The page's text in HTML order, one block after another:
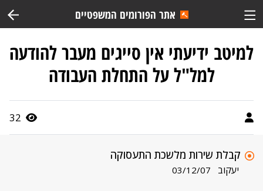
אתר הפורומים המשפטיים
למיטב ידיעתי אין סייגים מעבר להודעה
למל"ל על התחלת העבודה
32
קבלת שירות מלשכת התעסוקה
יעקוב 03/12/07